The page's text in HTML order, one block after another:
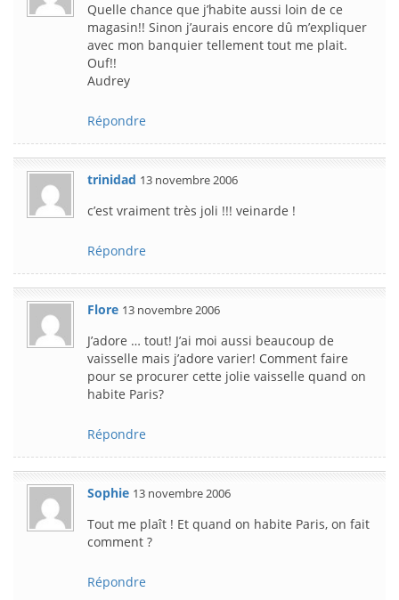
Quelle chance que j’habite aussi loin de ce
magasin!! Sinon j’aurais encore dû m’expliquer
avec mon banquier tellement tout me plait.
Ouf!!
Audrey
Répondre
trinidad 13 novembre 2006
c’est vraiment très joli !!! veinarde !
Répondre
Flore 13 novembre 2006
J’adore … tout! J’ai moi aussi beaucoup de
vaisselle mais j’adore varier! Comment faire
pour se procurer cette jolie vaisselle quand on
habite Paris?
Répondre
Sophie 13 novembre 2006
Tout me plaît ! Et quand on habite Paris, on fait
comment ?
Répondre